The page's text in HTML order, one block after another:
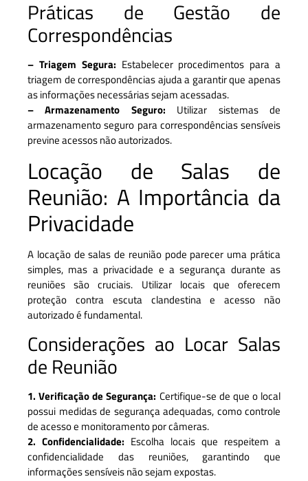
Práticas de Gestão de
Correspondências
– Triagem Segura: Estabelecer procedimentos para a
triagem de correspondências ajuda a garantir que apenas
as informações necessárias sejam acessadas.
– Armazenamento Seguro: Utilizar sistemas de
armazenamento seguro para correspondências sensíveis
previne acessos não autorizados.
Locação de Salas de
Reunião: A Importância da
Privacidade
A locação de salas de reunião pode parecer uma prática
simples, mas a privacidade e a segurança durante as
reuniões são cruciais. Utilizar locais que oferecem
proteção contra escuta clandestina e acesso não
autorizado é fundamental.
Considerações ao Locar Salas
de Reunião
1. Verificação de Segurança: Certifique-se de que o local
possui medidas de segurança adequadas, como controle
de acesso e monitoramento por câmeras.
2. Confidencialidade: Escolha locais que respeitem a
confidencialidade das reuniões, garantindo que
informações sensíveis não sejam expostas.